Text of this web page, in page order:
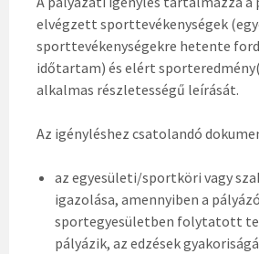
elvégzett sporttevékenységek
sporttevékenységekre hetente
időtartam) és elért
alkalmas részletességű leírását.
Az igényléshez csatolandó
az egyesületi/sportköri vagy
igazolása, amennyiben a
sportegyesületben folytatott
pályázik, az edzések